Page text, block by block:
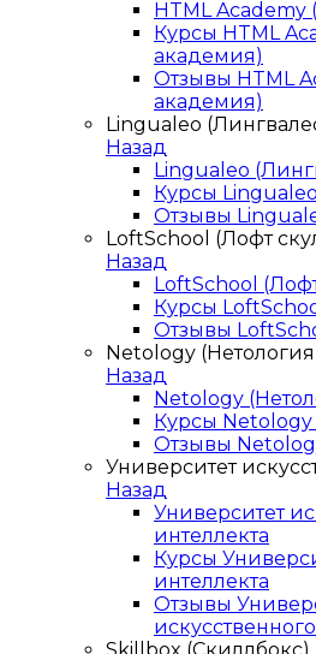
HTML Academy
Курсы HTML
академия)
Отзывы HTML
академия)
Lingualeo
Назад
Lingualeo
Курсы
Отзывы
LoftSchool (Лофт
Назад
LoftSchool
Курсы
Отзывы
Netology
Назад
Netology
Курсы Netology
Отзывы
Университет
Назад
Университет
интеллекта
Курсы
интеллекта
Отзывы